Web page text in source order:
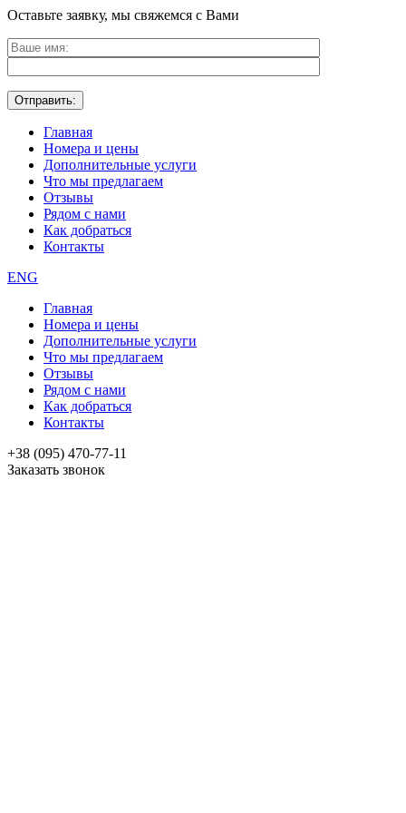
Оставьте заявку, мы свяжемся с Вами
Главная
Номера и цены
Дополнительные услуги
Что мы предлагаем
Отзывы
Рядом с нами
Как добраться
Контакты
ENG
Главная
Номера и цены
Дополнительные услуги
Что мы предлагаем
Отзывы
Рядом с нами
Как добраться
Контакты
+38 (095) 470-77-11
Заказать звонок